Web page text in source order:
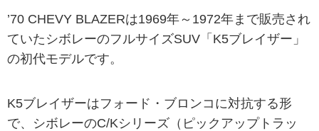
’70 CHEVY BLAZERは1969年～1972年まで販売され
ていたシボレーのフルサイズSUV「K5ブレイザー」
の初代モデルです。
K5ブレイザーはフォード・ブロンコに対抗する形
で、シボレーのC/Kシリーズ（ピックアップトラッ